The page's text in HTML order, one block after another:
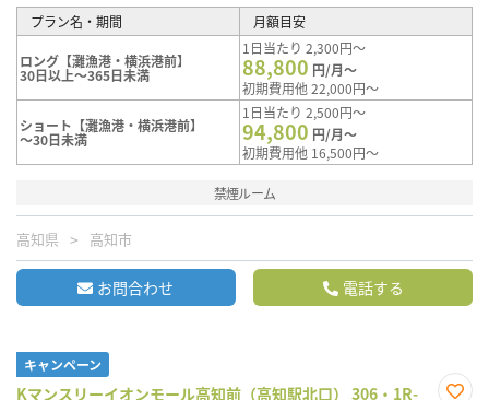
プラン名・期間 月額目安
ロング【灘漁港・横浜港前】
30日以上～365日未満
1日当たり 2,300円～
88,800 円/月～
初期費用他 22,000円～
ショート【灘漁港・横浜港前】
～30日未満
1日当たり 2,500円～
94,800 円/月～
初期費用他 16,500円～
禁煙ルーム
高知県 高知市
お問合わせ 電話する
キャンペーン
Kマンスリーイオンモール高知前（高知駅北口） 306・1R-